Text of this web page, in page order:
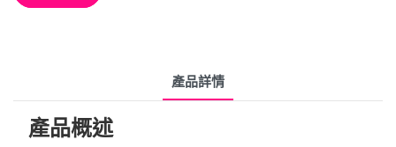
產品詳情
產品概述